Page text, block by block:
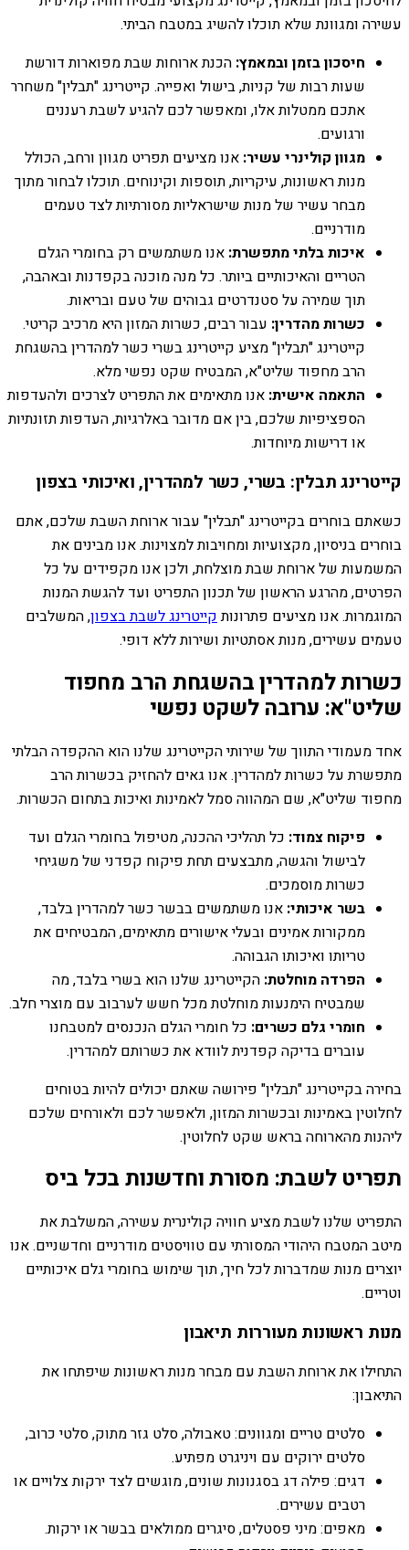
עשירה ומגוונת שלא תוכלו להשיג במטבח הביתי.
חיסכון בזמן ובמאמץ: הכנת ארוחות שבת מפוארות דורשת
שעות רבות של קניות, בישול ואפייה. קייטרינג "תבלין" משחרר
אתכם ממטלות אלו, ומאפשר לכם להגיע לשבת רעננים
ורגועים.
מגוון קולינרי עשיר: אנו מציעים תפריט מגוון ורחב, הכולל
מנות ראשונות, עיקריות, תוספות וקינוחים. תוכלו לבחור מתוך
מבחר עשיר של מנות שישראליות מסורתיות לצד טעמים
מודרניים.
איכות בלתי מתפשרת: אנו משתמשים רק בחומרי הגלם
הטריים והאיכותיים ביותר. כל מנה מוכנה בקפדנות ובאהבה,
תוך שמירה על סטנדרטים גבוהים של טעם ובריאות.
כשרות מהדרין: עבור רבים, כשרות המזון היא מרכיב קריטי.
קייטרינג "תבלין" מציע קייטרינג בשרי כשר למהדרין בהשגחת
הרב מחפוד שליט"א, המבטיח שקט נפשי מלא.
התאמה אישית: אנו מתאימים את התפריט לצרכים ולהעדפות
הספציפיות שלכם, בין אם מדובר באלרגיות, העדפות תזונתיות
או דרישות מיוחדות.
קייטרינג תבלין: בשרי, כשר למהדרין, ואיכותי בצפון
כשאתם בוחרים בקייטרינג "תבלין" עבור ארוחת השבת שלכם, אתם
בוחרים בניסיון, מקצועיות ומחויבות למצוינות. אנו מבינים את
המשמעות של ארוחת שבת מוצלחת, ולכן אנו מקפידים על כל
הפרטים, מהרגע הראשון של תכנון התפריט ועד להגשת המנות
המוגמרות. אנו מציעים פתרונותקייטרינג לשבת בצפון, המשלבים
טעמים עשירים, מנות אסתטיות ושירות ללא דופי.
כשרות למהדרין בהשגחת הרב מחפוד
שליט"א: ערובה לשקט נפשי
אחד מעמודי התווך של שירותי הקייטרינג שלנו הוא ההקפדה הבלתי
מתפשרת על כשרות למהדרין. אנו גאים להחזיק בכשרות הרב
מחפוד שליט"א, שם המהווה סמל לאמינות ואיכות בתחום הכשרות.
פיקוח צמוד: כל תהליכי ההכנה, מטיפול בחומרי הגלם ועד
לבישול והגשה, מתבצעים תחת פיקוח קפדני של משגיחי
כשרות מוסמכים.
בשר איכותי: אנו משתמשים בבשר כשר למהדרין בלבד,
ממקורות אמינים ובעלי אישורים מתאימים, המבטיחים את
טריותו ואיכותו הגבוהה.
הפרדה מוחלטת: הקייטרינג שלנו הוא בשרי בלבד, מה
שמבטיח הימנעות מוחלטת מכל חשש לערבוב עם מוצרי חלב.
חומרי גלם כשרים: כל חומרי הגלם הנכנסים למטבחנו
עוברים בדיקה קפדנית לוודא את כשרותם למהדרין.
בחירה בקייטרינג "תבלין" פירושה שאתם יכולים להיות בטוחים
לחלוטין באמינות ובכשרות המזון, ולאפשר לכם ולאורחים שלכם
ליהנות מהארוחה בראש שקט לחלוטין.
תפריט לשבת: מסורת וחדשנות בכל ביס
התפריט שלנו לשבת מציע חוויה קולינרית עשירה, המשלבת את
מיטב המטבח היהודי המסורתי עם טוויסטים מודרניים וחדשניים. אנו
יוצרים מנות שמדברות לכל חיך, תוך שימוש בחומרי גלם איכותיים
וטריים.
מנות ראשונות מעוררות תיאבון
התחילו את ארוחת השבת עם מבחר מנות ראשונות שיפתחו את
התיאבון:
סלטים טריים ומגוונים: טאבולה, סלט גזר מתוק, סלטי כרוב,
סלטים ירוקים עם ויניגרט מפתיע.
דגים: פילה דג בסגנונות שונים, מוגשים לצד ירקות צלויים או
רטבים עשירים.
מאפים: מיני פסטלים, סיגרים ממולאים בבשר או ירקות.